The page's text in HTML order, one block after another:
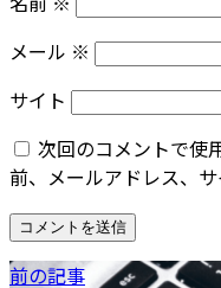
メール ※
サイト
次回のコメントで使
前、メールアドレス、サ
前の記事